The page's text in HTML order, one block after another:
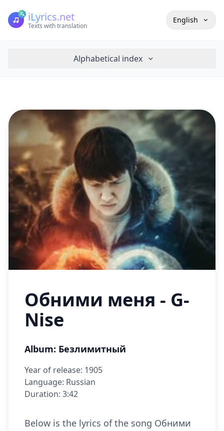
iLyrics.net
Texts with translation
English
Alphabetical index
Обними меня - G-
Nise
Album: Безлимитный
Year of release: 1905
Language: Russian
Duration: 3:42
Below is the lyrics of the song Обними